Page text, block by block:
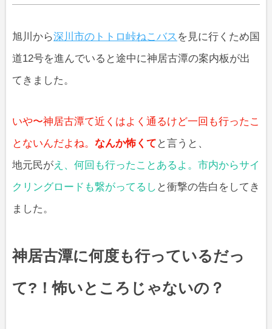
旭川から深川市のトトロ峠ねこバス を見に行くため国
道12号を進んでいると途中に神居古潭の案内板が出
てきました。
いや〜神居古潭て近くはよく通るけど一回も行ったこ
とないんだよね。 なんか怖くて と言うと、
地元民がえ、何回も行ったことあるよ。市内からサイ
クリングロードも繋がってるし と衝撃の告白をしてき
ました。
神居古潭に何度も行っているだっ
て?！怖いところじゃないの？